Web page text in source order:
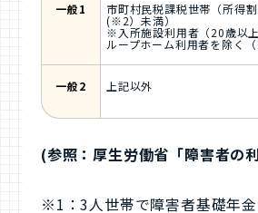
一般1 市町村民税課税世帯（所得
(※2）未満）
※入所施設利用者（20歳以
ループホーム利用者を除く（
一般2 上記以外
(参照：厚生労働省「障害者の
※1：3人世帯で障害者基礎年